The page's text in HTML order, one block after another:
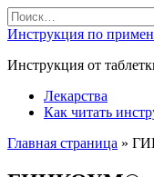
Перейти
к
содержанию
Search
for:
Инструкция по
Инструкция от
Лекарства
Как читать
Главная страница »